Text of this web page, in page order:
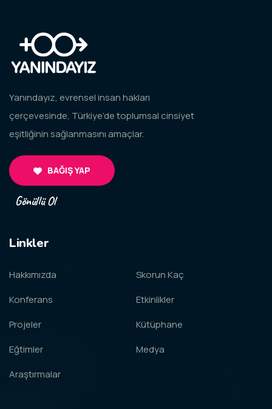
Yanındayız, evrensel insan hakları
çerçevesinde, Türkiye’de toplumsal cinsiyet
eşitliğinin sağlanmasını amaçlar.
BAĞIŞ YAP
Gönüllü Ol
Linkler
Hakkımızda
Konferans
Projeler
Eğtimler
Araştırmalar
Skorun Kaç
Etkinlikler
Kütüphane
Medya